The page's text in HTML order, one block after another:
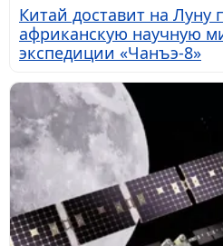
Китай доставит на Луну
африканскую научную
экспедиции «Чанъэ-8»